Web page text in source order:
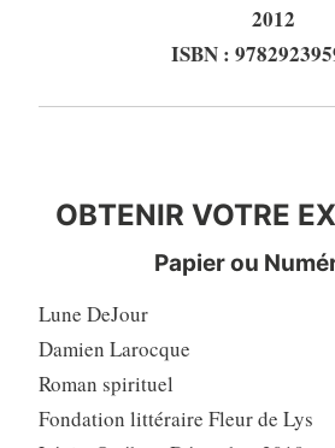
2012
ISBN :
OBTENIR VOTRE
Papier ou
Lune DeJour
Damien Larocque
Roman spirituel
Fondation littéraire Fleur de Lys